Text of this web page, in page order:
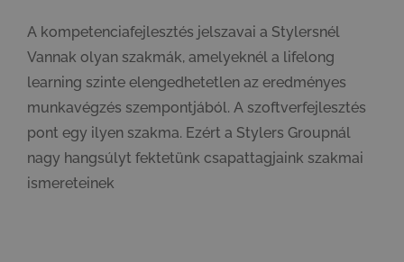
A kompetenciafejlesztés jelszavai a Stylersnél
Vannak olyan szakmák, amelyeknél a lifelong
learning szinte elengedhetetlen az eredményes
munkavégzés szempontjából. A szoftverfejlesztés
pont egy ilyen szakma. Ezért a Stylers Groupnál
nagy hangsúlyt fektetünk csapattagjaink szakmai
ismereteinek